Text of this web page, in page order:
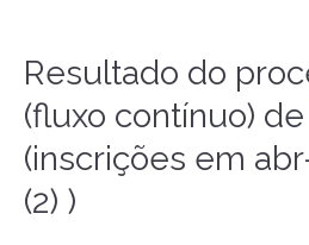
Resultado do
(fluxo contínuo)
(inscrições em
(2) )